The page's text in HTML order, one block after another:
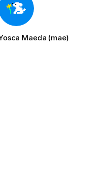
Maeda (mae)